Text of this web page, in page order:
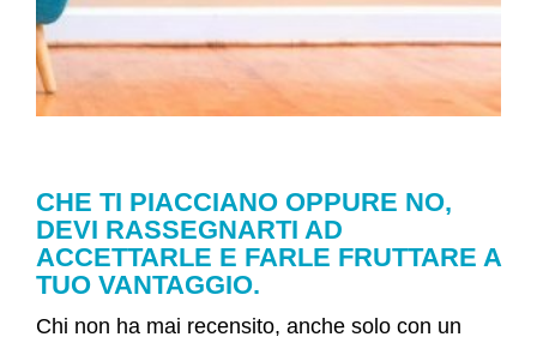
CHE TI PIACCIANO OPPURE NO,
DEVI RASSEGNARTI AD
ACCETTARLE E FARLE FRUTTARE A
TUO VANTAGGIO.
Chi non ha mai recensito, anche solo con un